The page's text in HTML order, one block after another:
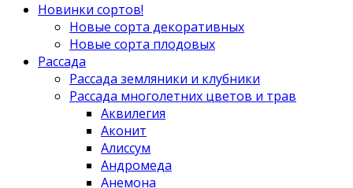
Новинки сортов!
Новые сорта декоративных
Новые сорта плодовых
Рассада
Рассада земляники и клубники
Рассада многолетних цветов и трав
Аквилегия
Аконит
Алиссум
Андромеда
Анемона